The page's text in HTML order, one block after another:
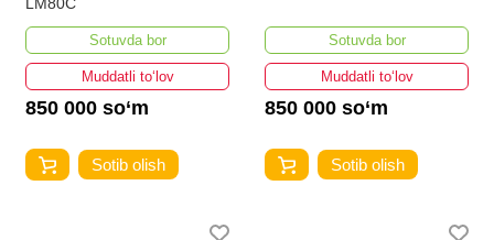
Sotuvda bor
Muddatli to‘lov
850 000 so‘m
Sotib olish
Sotuvda bor
Muddatli to‘lov
850 000 so‘m
Sotib olish